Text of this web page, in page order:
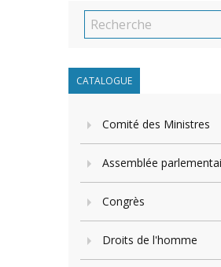
CATALOGUE
Comité des Ministres
Assemblée
Congrès
Droits de l'homme